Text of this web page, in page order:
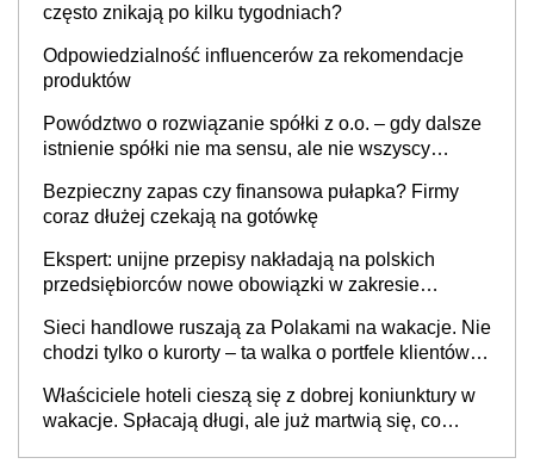
często znikają po kilku tygodniach?
Odpowiedzialność influencerów za rekomendacje
produktów
Powództwo o rozwiązanie spółki z o.o. – gdy dalsze
istnienie spółki nie ma sensu, ale nie wszyscy
Bezpieczny zapas czy finansowa pułapka? Firmy
coraz dłużej czekają na gotówkę
Ekspert: unijne przepisy nakładają na polskich
przedsiębiorców nowe obowiązki w zakresie
Sieci handlowe ruszają za Polakami na wakacje. Nie
chodzi tylko o kurorty – ta walka o portfele klientów
cichu
Właściciele hoteli cieszą się z dobrej koniunktury w
wakacje. Spłacają długi, ale już martwią się, co